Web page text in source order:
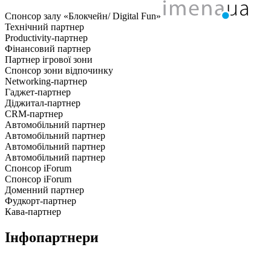
Спонсор залу «Блокчейн/ Digital Fun»
Технічний партнер
Productivity-партнер
Фінансовий партнер
Партнер ігрової зони
Спонсор зони відпочинку
Networking-партнер
Гаджет-партнер
Діджитал-партнер
CRM-партнер
Автомобільний партнер
Автомобільний партнер
Автомобільний партнер
Автомобільний партнер
Спонсор iForum
Спонсор iForum
Доменний партнер
Фудкорт-партнер
Кава-партнер
Інфопартнери